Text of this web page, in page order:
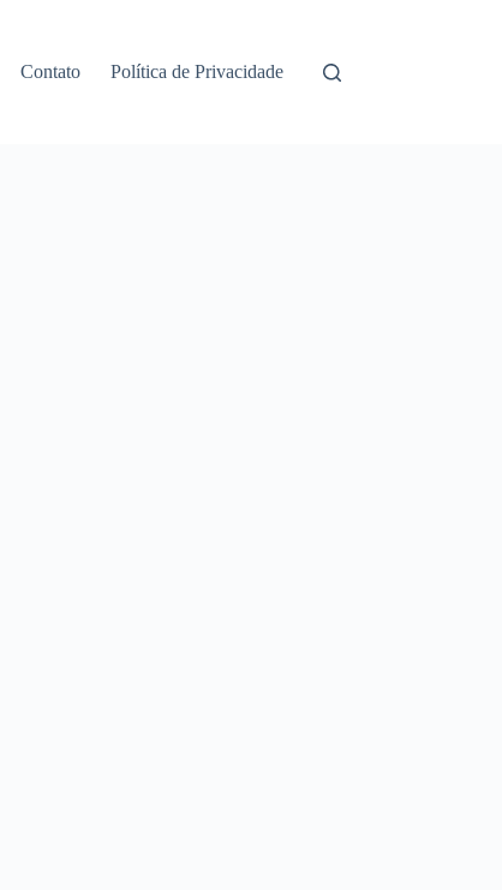
Contato Política de Privacidade